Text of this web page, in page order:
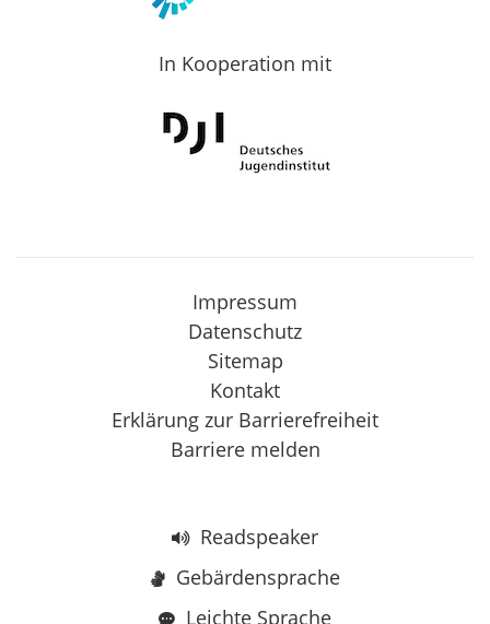
In Kooperation mit
Impressum
Datenschutz
Sitemap
Kontakt
Erklärung zur Barrierefreiheit
Barriere melden
Readspeaker
Gebärdensprache
Leichte Sprache